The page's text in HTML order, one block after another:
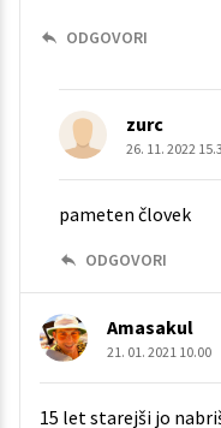
ODGOVORI
zurc
26. 11. 2022
pameten človek
ODGOVORI
Amasakul
21. 01. 2021 10.00
15 let starejši jo